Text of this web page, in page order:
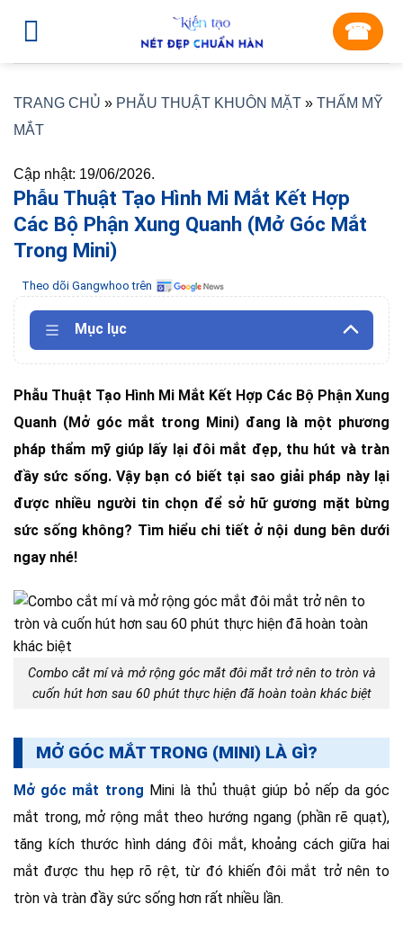
☎︎
TRANG CHỦ » PHẪU THUẬT KHUÔN MẶT » THẨM MỸ
MẮT
Cập nhật: 19/06/2026.
Phẫu Thuật Tạo Hình Mi Mắt Kết Hợp
Các Bộ Phận Xung Quanh (Mở Góc Mắt
Trong Mini)
Theo dõi Gangwhoo trên
Mục lục
Phẫu Thuật Tạo Hình Mi Mắt Kết Hợp Các Bộ Phận Xung
Quanh (Mở góc mắt trong Mini) đang là một phương
pháp thẩm mỹ giúp lấy lại đôi mắt đẹp, thu hút và tràn
đầy sức sống. Vậy bạn có biết tại sao giải pháp này lại
được nhiều người tin chọn để sở hữ gương mặt bừng
sức sống không? Tìm hiểu chi tiết ở nội dung bên dưới
ngay nhé!
Combo cắt mí và mở rộng góc mắt đôi mắt trở nên to tròn và
cuốn hút hơn sau 60 phút thực hiện đã hoàn toàn khác biệt
MỞ GÓC MẮT TRONG (MINI) LÀ GÌ?
Mở góc mắt trong Mini là thủ thuật giúp bỏ nếp da góc
mắt trong, mở rộng mắt theo hướng ngang (phần rẽ quạt),
tăng kích thước hình dáng đôi mắt, khoảng cách giữa hai
mắt được thu hẹp rõ rệt, từ đó khiến đôi mắt trở nên to
tròn và tràn đầy sức sống hơn rất nhiều lần.